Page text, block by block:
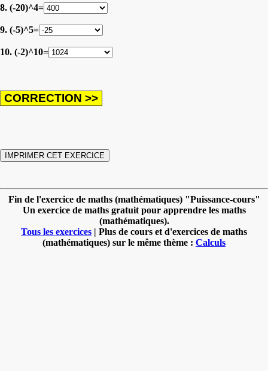
8. (-20)^4=
9. (-5)^5=
10. (-2)^10=
Fin de l'exercice de maths (mathématiques) "Puissance-cours"
Un exercice de maths gratuit pour apprendre les maths
(mathématiques).
Tous les exercices | Plus de cours et d'exercices de maths
(mathématiques) sur le même thème : Calculs